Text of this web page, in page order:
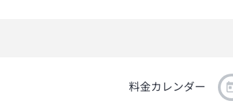
料金カレンダー